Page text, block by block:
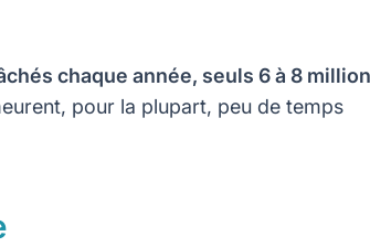
chaque année, seuls 6 à 8
pour la plupart, peu de temps